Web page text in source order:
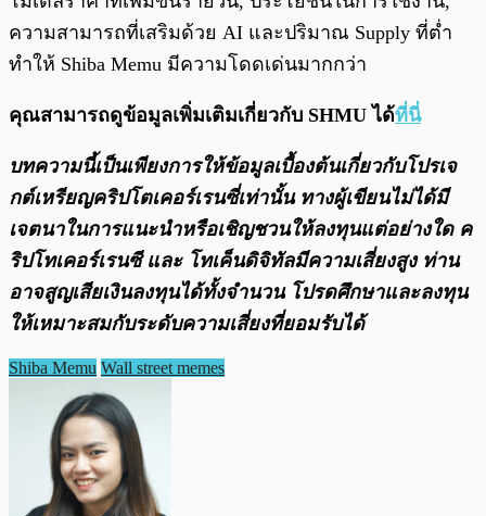
ความสามารถที่เสริมด้วย AI และปริมาณ Supply ที่ต่ำ
ทำให้ Shiba Memu มีความโดดเด่นมากกว่า
คุณสามารถดูข้อมูลเพิ่มเติมเกี่ยวกับ SHMU ได้ที่นี่
บทความนี้เป็นเพียงการให้ข้อมูลเบื้องต้นเกี่ยวกับโปรเจ
กต์เหรียญคริปโตเคอร์เรนซี่เท่านั้น ทางผู้เขียนไม่ได้มี
เจตนาในการแนะนำหรือเชิญชวนให้ลงทุนแต่อย่างใด ค
ริปโทเคอร์เรนซี และ โทเค็นดิจิทัลมีความเสี่ยงสูง ท่าน
อาจสูญเสียเงินลงทุนได้ทั้งจํานวน โปรดศึกษาและลงทุน
ให้เหมาะสมกับระดับความเสี่ยงที่ยอมรับได้
Shiba Memu Wall street memes